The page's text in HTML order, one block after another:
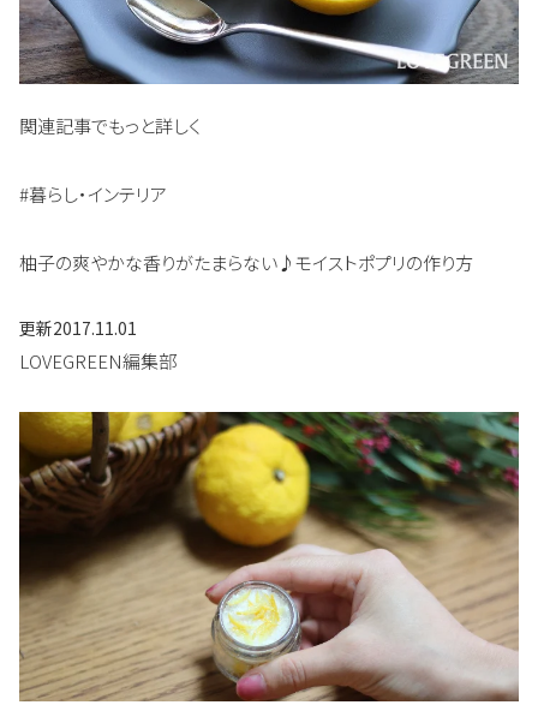
関連記事でもっと詳しく
#暮らし・インテリア
柚子の爽やかな香りがたまらない♪モイストポプリの作り方
更新2017.11.01
LOVEGREEN編集部